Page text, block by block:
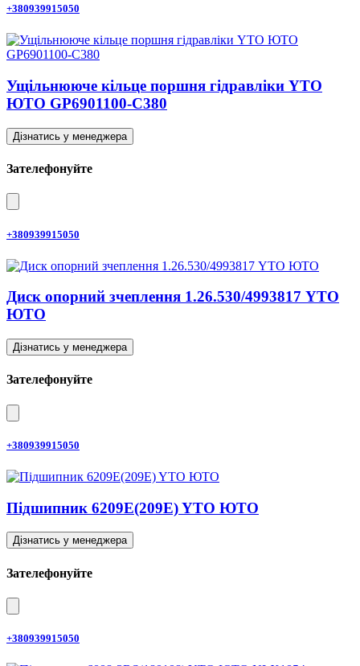
+380939915050
Ущільнююче кільце поршня гідравліки YTO
ЮТО GP6901100-C380
Дізнатись у менеджера
Зателефонуйте
+380939915050
Диск опорний зчеплення 1.26.530/4993817 YTO
ЮТО
Дізнатись у менеджера
Зателефонуйте
+380939915050
Підшипник 6209E(209E) YTO ЮТО
Дізнатись у менеджера
Зателефонуйте
+380939915050